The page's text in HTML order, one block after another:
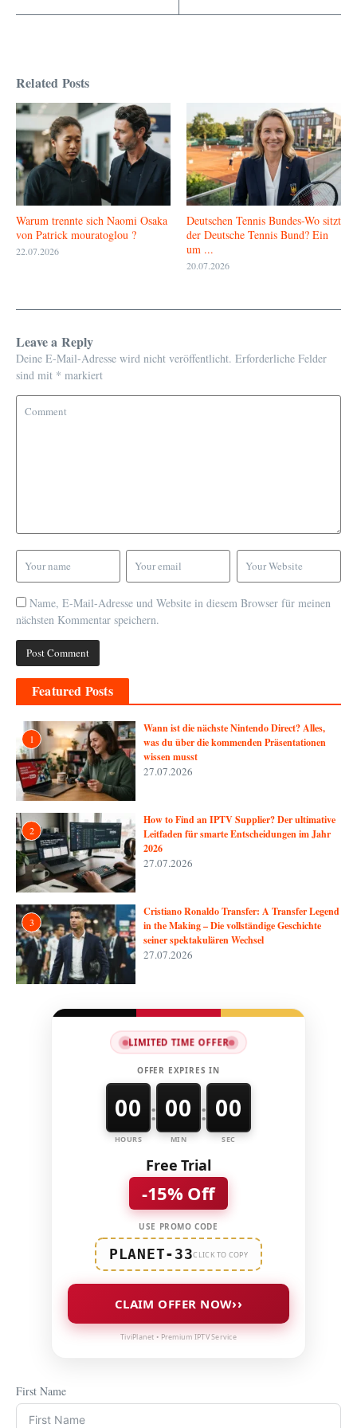
Related Posts
Warum trennte sich Naomi Osaka
von Patrick mouratoglou ?
22.07.2026
Deutschen Tennis Bundes-Wo sitzt
der Deutsche Tennis Bund? Ein
um ...
20.07.2026
Leave a Reply
Deine E-Mail-Adresse wird nicht veröffentlicht. Erforderliche Felder
sind mit * markiert
Name, E-Mail-Adresse und Website in diesem Browser für meinen
nächsten Kommentar speichern.
Featured Posts
1
Wann ist die nächste Nintendo Direct? Alles,
was du über die kommenden Präsentationen
wissen musst
27.07.2026
2
How to Find an IPTV Supplier? Der ultimative
Leitfaden für smarte Entscheidungen im Jahr
2026
27.07.2026
3
Cristiano Ronaldo Transfer: A Transfer Legend
in the Making – Die vollständige Geschichte
seiner spektakulären Wechsel
27.07.2026
LIMITED TIME OFFER
OFFER EXPIRES IN
00
HOURS
: 00
MIN
: 00
SEC
Free Trial
-15% Off
USE PROMO CODE
PLANET-33CLICK TO COPY
CLAIM OFFER NOW››
TiviPlanet • Premium IPTV Service
First Name